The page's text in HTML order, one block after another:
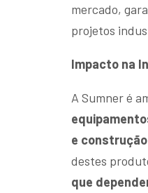
mercado,
projetos
Impacto na
A Sumner é
e
destes
que